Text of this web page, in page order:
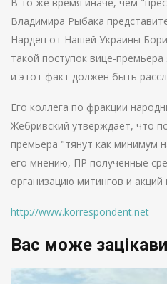
Владимира Рыбака
Нардеп от Нашей Украины
такой поступок вице-
и этот факт должен быть
Его коллега по фракции
Жебривский утверждает, что
премьера "тянут как минимум
его мнению, ПР полученные
организацию митингов и акций
http://www.korrespondent.net
Вас може